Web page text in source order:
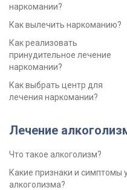
наркомании?
Как вылечить наркоманию?
Как реализовать
принудительное лечение
наркомании?
Как выбрать центр для
лечения наркомании?
Лечение
Что такое алкоголизм?
Какие признаки и симптомы
алкоголизма?